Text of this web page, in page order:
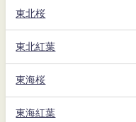
東北桜
東北紅葉
東海桜
東海紅葉